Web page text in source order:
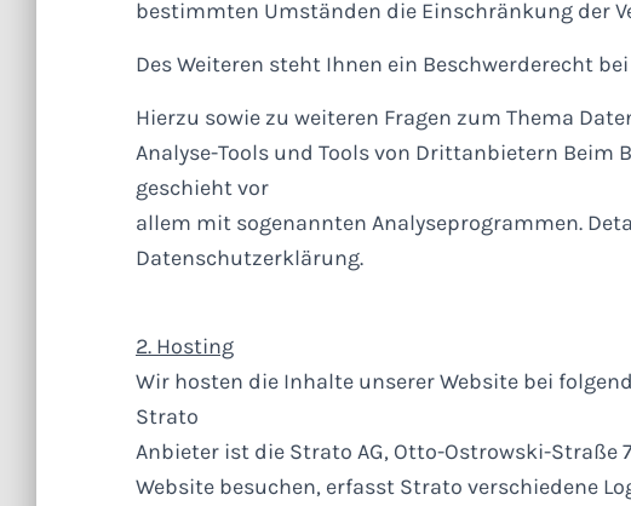
bestimmten Umständen die Einschränkung der
Des Weiteren steht Ihnen ein Beschwerderecht
Hierzu sowie zu weiteren Fragen zum Thema
Analyse-Tools und Tools von Drittanbietern
geschieht vor
allem mit sogenannten Analyseprogrammen.
Datenschutzerklärung.
2. Hosting
Wir hosten die Inhalte unserer Website bei
Strato
Anbieter ist die Strato AG, Otto-Ostrowski-Straße
Website besuchen, erfasst Strato verschiedene